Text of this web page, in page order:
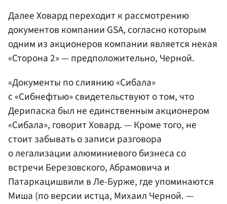
Далее Ховард переходит к рассмотрению
документов компании GSA, согласно которым
одним из акционеров компании является некая
«Сторона 2» — предположительно, Черной.
«Документы по слиянию «Сибала»
с «Сибнефтью» свидетельствуют о том, что
Дерипаска был не единственным акционером
«Сибала», говорит Ховард. — Кроме того, не
стоит забывать о записи разговора
о легализации алюминиевого бизнеса со
встречи Березовского, Абрамовича и
Патаркацишвили в Ле-Бурже, где упоминаются
Миша (по версии истца, Михаил Черной. —